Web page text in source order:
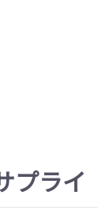
プライ